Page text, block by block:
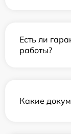
Есть ли
работы?
Какие